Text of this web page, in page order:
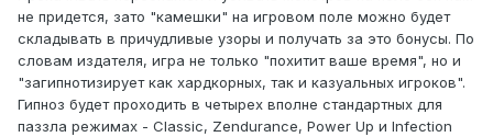
не придется, зато "камешки" на игровом поле можно будет
складывать в причудливые узоры и получать за это бонусы. По
словам издателя, игра не только "похитит ваше время", но и
"загипнотизирует как хардкорных, так и казуальных игроков".
Гипноз будет проходить в четырех вполне стандартных для
паззла режимах - Classic, Zendurance, Power Up и Infection